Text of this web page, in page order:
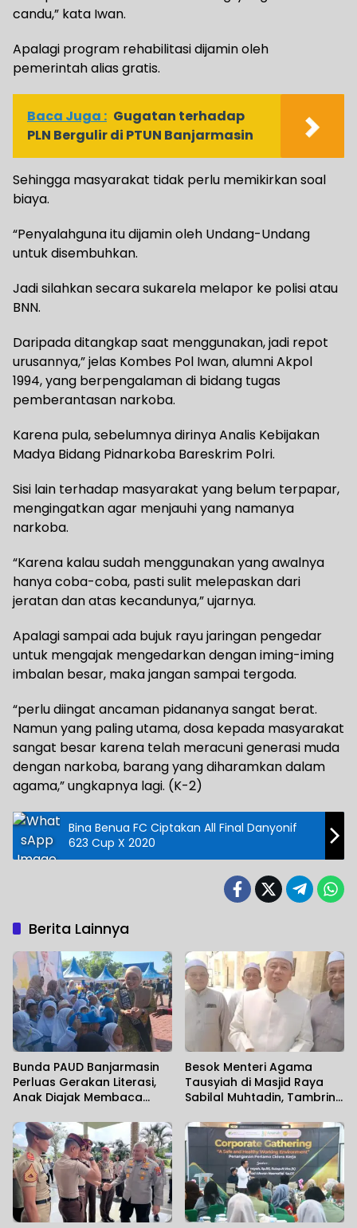
candu,” kata Iwan.
Apalagi program rehabilitasi dijamin oleh
pemerintah alias gratis.
Baca Juga : Gugatan terhadap
PLN Bergulir di PTUN Banjarmasin
Sehingga masyarakat tidak perlu memikirkan soal
biaya.
“Penyalahguna itu dijamin oleh Undang-Undang
untuk disembuhkan.
Jadi silahkan secara sukarela melapor ke polisi atau
BNN.
Daripada ditangkap saat menggunakan, jadi repot
urusannya,” jelas Kombes Pol Iwan, alumni Akpol
1994, yang berpengalaman di bidang tugas
pemberantasan narkoba.
Karena pula, sebelumnya dirinya Analis Kebijakan
Madya Bidang Pidnarkoba Bareskrim Polri.
Sisi lain terhadap masyarakat yang belum terpapar,
mengingatkan agar menjauhi yang namanya
narkoba.
“Karena kalau sudah menggunakan yang awalnya
hanya coba-coba, pasti sulit melepaskan dari
jeratan dan atas kecandunya,” ujarnya.
Apalagi sampai ada bujuk rayu jaringan pengedar
untuk mengajak mengedarkan dengan iming-iming
imbalan besar, maka jangan sampai tergoda.
“perlu diingat ancaman pidananya sangat berat.
Namun yang paling utama, dosa kepada masyarakat
sangat besar karena telah meracuni generasi muda
dengan narkoba, barang yang diharamkan dalam
agama,” ungkapnya lagi. (K-2)
Bina Benua FC Ciptakan All Final Danyonif
623 Cup X 2020
Berita Lainnya
Bunda PAUD Banjarmasin
Perluas Gerakan Literasi,
Anak Diajak Membaca
Besok Menteri Agama
Tausyiah di Masjid Raya
Sabilal Muhtadin, Tambrin
Jamaah Hadir